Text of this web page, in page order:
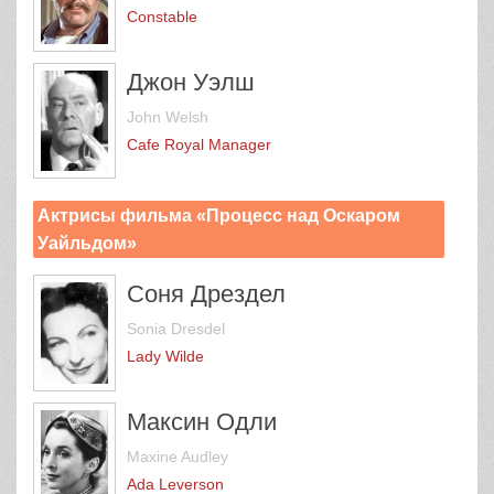
Constable
Джон Уэлш
John Welsh
Cafe Royal Manager
Актрисы фильма «Процесс над Оскаром
Уайльдом»
Соня Дрездел
Sonia Dresdel
Lady Wilde
Максин Одли
Maxine Audley
Ada Leverson